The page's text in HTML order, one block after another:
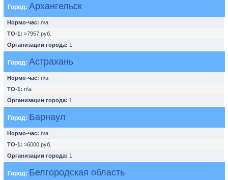
Город: Архангельск
Нормо-час: n\a
ТО-1: ≈7957 руб.
Организации города: 1
Город: Астрахань
Нормо-час: n\a
ТО-1: n\a
Организации города: 1
Город: Барнаул
Нормо-час: n\a
ТО-1: ≈6000 руб.
Организации города: 1
Город: Белгородская область